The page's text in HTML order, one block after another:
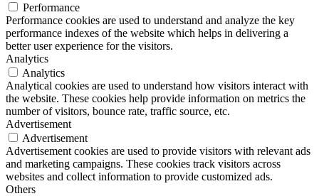
Performance
Performance cookies are used to understand and analyze the key
performance indexes of the website which helps in delivering a
better user experience for the visitors.
Analytics
Analytics
Analytical cookies are used to understand how visitors interact with
the website. These cookies help provide information on metrics the
number of visitors, bounce rate, traffic source, etc.
Advertisement
Advertisement
Advertisement cookies are used to provide visitors with relevant ads
and marketing campaigns. These cookies track visitors across
websites and collect information to provide customized ads.
Others